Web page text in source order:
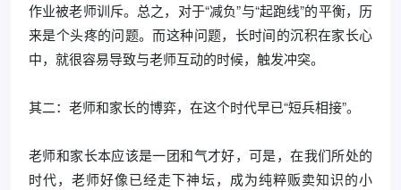
作业被老师训斥。总之，对于“减负”与“起跑线”的平衡，历
来是个头疼的问题。而这种问题，长时间的沉积在家长心
中，就很容易导致与老师互动的时候，触发冲突。
其二：老师和家长的博弈，在这个时代早已“短兵相接”。
老师和家长本应该是一团和气才好，可是，在我们所处的
时代，老师好像已经走下神坛，成为纯粹贩卖知识的小